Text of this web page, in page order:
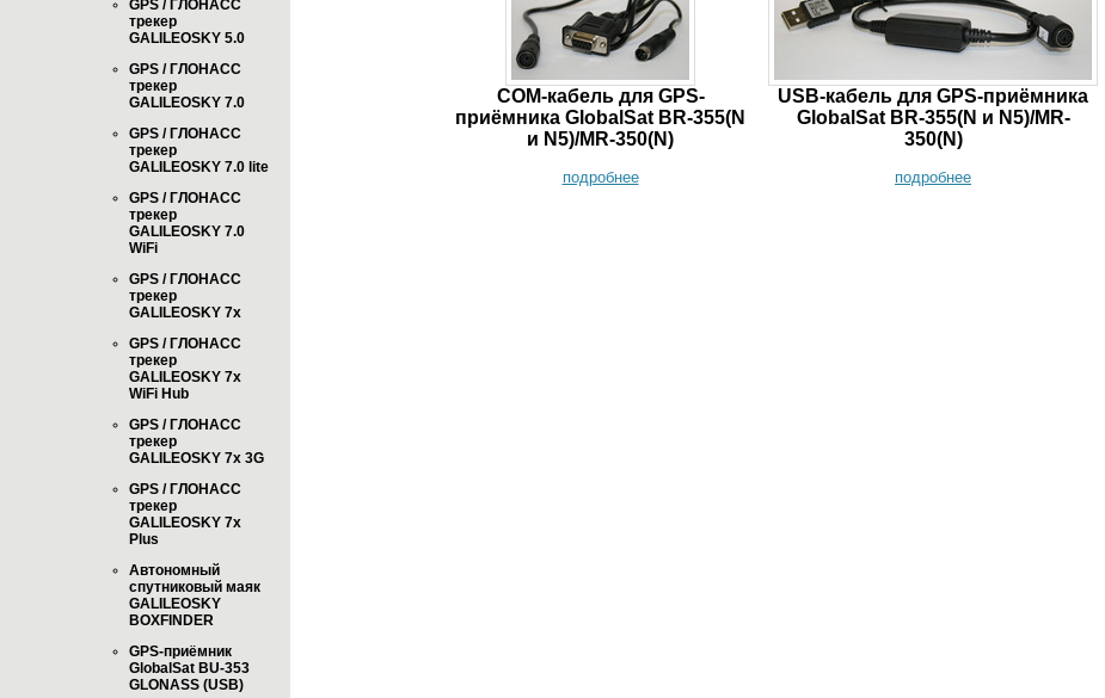
GPS / ГЛОНАСС
трекер
GALILEOSKY 5.0
GPS / ГЛОНАСС
трекер
GALILEOSKY 7.0
GPS / ГЛОНАСС
трекер
GALILEOSKY 7.0 lite
GPS / ГЛОНАСС
трекер
GALILEOSKY 7.0
WiFi
GPS / ГЛОНАСС
трекер
GALILEOSKY 7x
GPS / ГЛОНАСС
трекер
GALILEOSKY 7x
WiFi Hub
GPS / ГЛОНАСС
трекер
GALILEOSKY 7x 3G
GPS / ГЛОНАСС
трекер
GALILEOSKY 7x
Plus
Автономный
спутниковый маяк
GALILEOSKY
BOXFINDER
GPS-приёмник
GlobalSat BU-353
GLONASS (USB)
COM-кабель для GPS-
приёмника GlobalSat BR-355(N
и N5)/MR-350(N)
подробнее
USB-кабель для GPS-приёмника
GlobalSat BR-355(N и N5)/MR-
350(N)
подробнее